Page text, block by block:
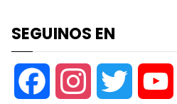
SEGUINOS EN